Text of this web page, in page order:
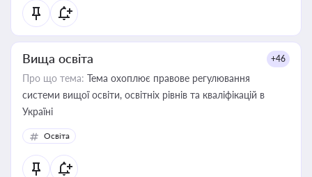
Вища освіта +46
Про що тема: Тема охоплює правове регулювання
системи вищої освіти, освітніх рівнів та кваліфікацій в
Україні
Освіта